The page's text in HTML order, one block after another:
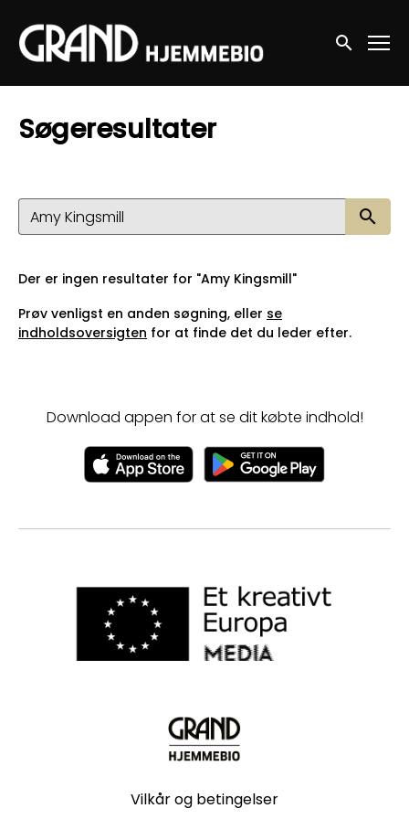
Accessibility Links
Søg nu
Søgeresultater
Der er ingen resultater for "Amy Kingsmill"
Prøv venligst en anden søgning, eller se
indholdsoversigten for at finde det du leder efter.
Download appen for at se dit købte indhold!
Vilkår og betingelser